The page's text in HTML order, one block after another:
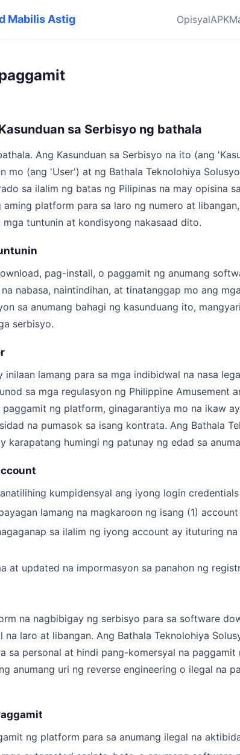
Mabilis Astig OpisyalAPK
sa Serbisyo ng bathala
Ang Kasunduan sa Serbisyo na ito (ang
mo (ang 'User') at ng Bathala Teknolohiya
sa ilalim ng batas ng Pilipinas na may opisina
platform para sa laro ng numero at
mga tuntunin at kondisyong nakasaad dito.
pag-install, o paggamit ng anumang
nabasa, naintindihan, at tinatanggap mo ang
sa anumang bahagi ng kasunduang ito,
serbisyo.
lamang para sa mga indibidwal na nasa
sa mga regulasyon ng Philippine Amusement
paggamit ng platform, ginagarantiya mo na ikaw
na pumasok sa isang kontrata. Ang Bathala
karapatang humingi ng patunay ng edad sa
kumpidensyal ang iyong login
lamang na magkaroon ng isang (1)
sa ilalim ng iyong account ay ituturing
at updated na impormasyon sa panahon ng
na nagbibigay ng serbisyo para sa software
laro at libangan. Ang Bathala Teknolohiya
sa personal at hindi pang-komersyal na paggamit
anumang uri ng reverse engineering o ilegal na
ng platform para sa anumang ilegal na